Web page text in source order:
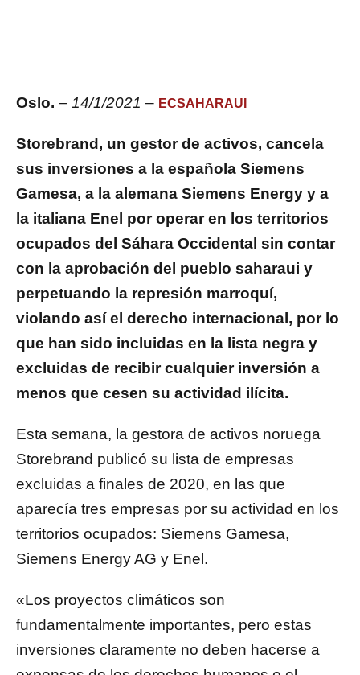
Oslo. – 14/1/2021 – ECSAHARAUI
Storebrand, un gestor de activos, cancela
sus inversiones a la española Siemens
Gamesa, a la alemana Siemens Energy y a
la italiana Enel por operar en los territorios
ocupados del Sáhara Occidental sin contar
con la aprobación del pueblo saharaui y
perpetuando la represión marroquí,
violando así el derecho internacional, por lo
que han sido incluidas en la lista negra y
excluidas de recibir cualquier inversión a
menos que cesen su actividad ilícita.
Esta semana, la gestora de activos noruega
Storebrand publicó su lista de empresas
excluidas a finales de 2020, en las que
aparecía tres empresas por su actividad en los
territorios ocupados: Siemens Gamesa,
Siemens Energy AG y Enel.
«Los proyectos climáticos son
fundamentalmente importantes, pero estas
inversiones claramente no deben hacerse a